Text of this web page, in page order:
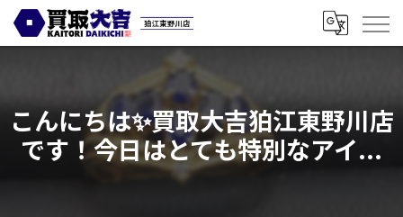
こんにちは✨買取大吉狛江東野川店
です！今日はとても特別なアイ...